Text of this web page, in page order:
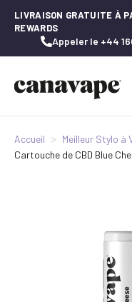
LIVRAISON GRATUITE À
REWARDS
Appeler le +44
Accueil Meilleur Stylo à
Cartouche de CBD Blue